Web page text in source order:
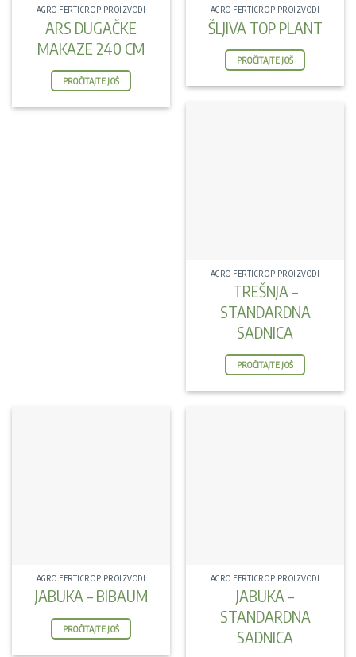
AGRO FERTICROP PROIZVODI
ARS DUGAČKE
MAKAZE 240 CM
PROČITAJTE JOŠ
AGRO FERTICROP PROIZVODI
ŠLJIVA TOP PLANT
PROČITAJTE JOŠ
AGRO FERTICROP PROIZVODI
TREŠNJA –
STANDARDNA
SADNICA
PROČITAJTE JOŠ
AGRO FERTICROP PROIZVODI
JABUKA – BIBAUM
PROČITAJTE JOŠ
AGRO FERTICROP PROIZVODI
JABUKA –
STANDARDNA
SADNICA